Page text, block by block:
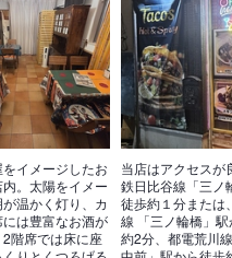
イメージしたお
。太陽をイメー
温かく灯り、カ
は豊富なお酒が
階席では床に座
当店はアクセスが
鉄日比谷線「三ノ
徒歩約１分または
線 「三ノ輪橋」
約2分、都電荒川